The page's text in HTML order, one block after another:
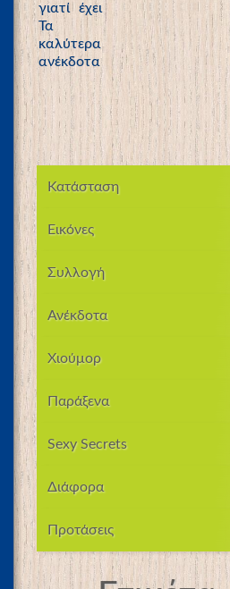
γιατί έχει
Τα
καλύτερα
ανέκδοτα
Κατάσταση
Εικόνες
Συλλογή
Ανέκδοτα
Χιούμορ
Παράξενα
Sexy Secrets
Διάφορα
Προτάσεις